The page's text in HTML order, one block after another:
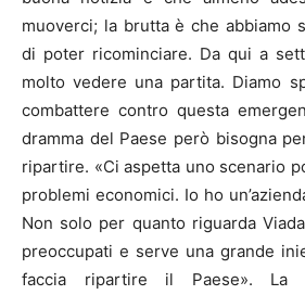
muoverci; la brutta è che abbiamo
di poter ricominciare. Da qui a
molto vedere una partita. Diamo
combattere contro questa
dramma del Paese però bisogna
ripartire. «Ci aspetta uno scenario
problemi economici. Io ho
Non solo per quanto riguarda
preoccupati e serve una grande
faccia ripartire il Paese». La